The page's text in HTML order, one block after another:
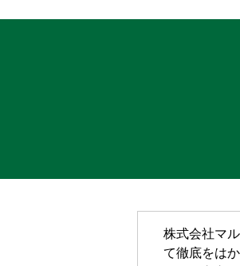
株式会社マ
て徹底をは